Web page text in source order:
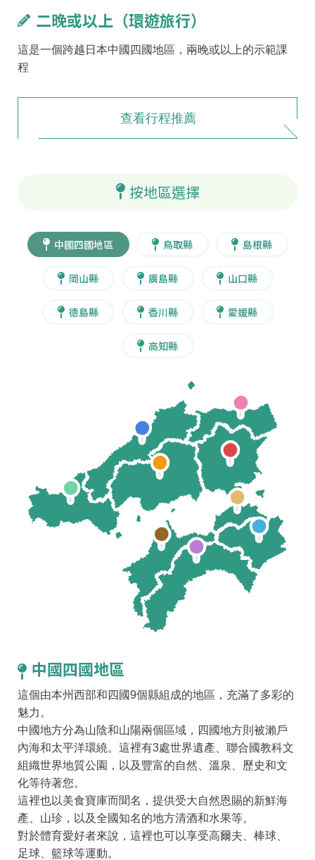
二晚或以上（環遊旅行）
這是一個跨越日本中國四國地區，兩晚或以上的示範課
程
查看行程推薦
按地區選擇
中國四國地區 鳥取縣 島根縣
岡山縣 廣島縣 山口縣
德島縣 香川縣 愛媛縣
高知縣
中國四國地區
這個由本州西部和四國9個縣組成的地區，充滿了多彩的
魅力。
中國地方分為山陰和山陽兩個區域，四國地方則被瀨戶
內海和太平洋環繞。這裡有3處世界遺產、聯合國教科文
組織世界地質公園，以及豐富的自然、溫泉、歷史和文
化等待著您。
這裡也以美食寶庫而聞名，提供受大自然恩賜的新鮮海
產、山珍，以及全國知名的地方清酒和水果等。
對於體育愛好者來說，這裡也可以享受高爾夫、棒球、
足球、籃球等運動。